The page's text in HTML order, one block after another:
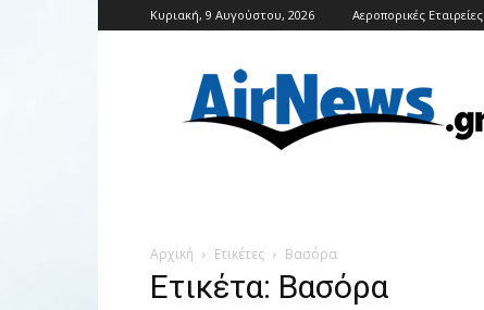
Κυριακή, 9 Αυγούστου, 2026 Αεροπορικές Εταιρείες
Αρχική Ετικέτες Βασόρα
Ετικέτα: Βασόρα